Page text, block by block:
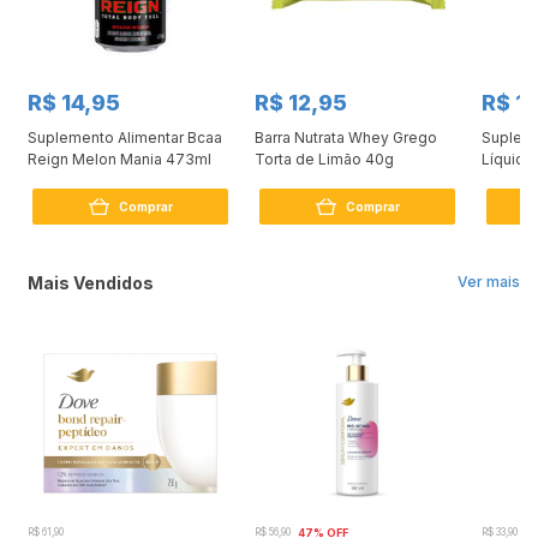
R$ 14,95
Suplemento Alimentar Bcaa
Reign Melon Mania 473ml
Comprar
R$ 12,95
Barra Nutrata Whey Grego
Torta de Limão 40g
Comprar
R$
Líquido
Ver mais
Mais Vendidos
R$ 61,90 R$ 56,90 47% OFF R$ 33,90